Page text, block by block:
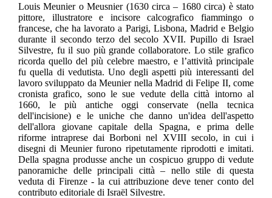
Louis Meunier o Meusnier (1630 circa – 1680 circa) è stato
pittore, illustratore e incisore calcografico fiammingo o
francese, che ha lavorato a Parigi, Lisbona, Madrid e Belgio
durante il secondo terzo del secolo XVII. Pupillo di Israel
Silvestre, fu il suo più grande collaboratore. Lo stile grafico
ricorda quello del più celebre maestro, e l’attività principale
fu quella di vedutista. Uno degli aspetti più interessanti del
lavoro sviluppato da Meunier nella Madrid di Felipe II, come
cronista grafico, sono le sue vedute della città intorno al
1660, le più antiche oggi conservate (nella tecnica
dell'incisione) e le uniche che danno un'idea dell'aspetto
dell'allora giovane capitale della Spagna, e prima delle
riforme intraprese dai Borboni nel XVIII secolo, in cui i
disegni di Meunier furono ripetutamente riprodotti e imitati.
Della spagna produsse anche un cospicuo gruppo di vedute
panoramiche delle principali città – nello stile di questa
veduta di Firenze - la cui attribuzione deve tener conto del
contributo editoriale di Israël Silvestre.